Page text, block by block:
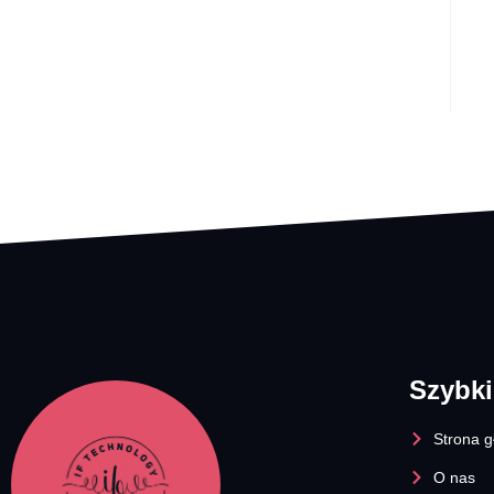
Strona
O nas